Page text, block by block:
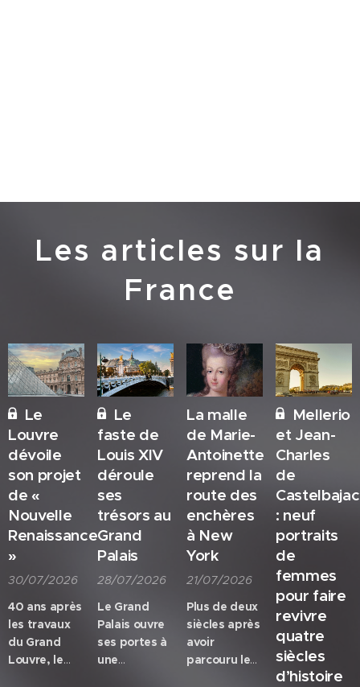
Les articles sur la
France
Le
Louvre
dévoile
son projet
de «
Nouvelle
Renaissance
»
30/07/2026
40 ans après
les travaux
du Grand
Louvre, le
Le
faste de
Louis XIV
déroule
ses
trésors au
Grand
Palais
28/07/2026
Le Grand
Palais ouvre
ses portes à
une
La malle
de Marie-
Antoinette
reprend la
route des
enchères
à New
York
21/07/2026
Plus de deux
siècles après
avoir
parcouru les
Mellerio
et Jean-
Charles
de
Castelbajac
: neuf
portraits
de
femmes
pour faire
revivre
quatre
siècles
d’histoire